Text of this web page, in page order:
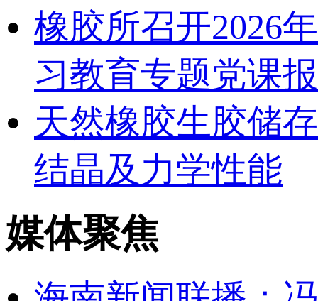
橡胶所召开2026
习教育专题党课
天然橡胶生胶储
结晶及力学性能
媒体聚焦